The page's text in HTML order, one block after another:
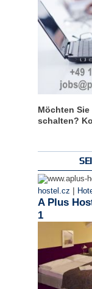
Möchten
schalten?
hostel.cz |
A Plus
1